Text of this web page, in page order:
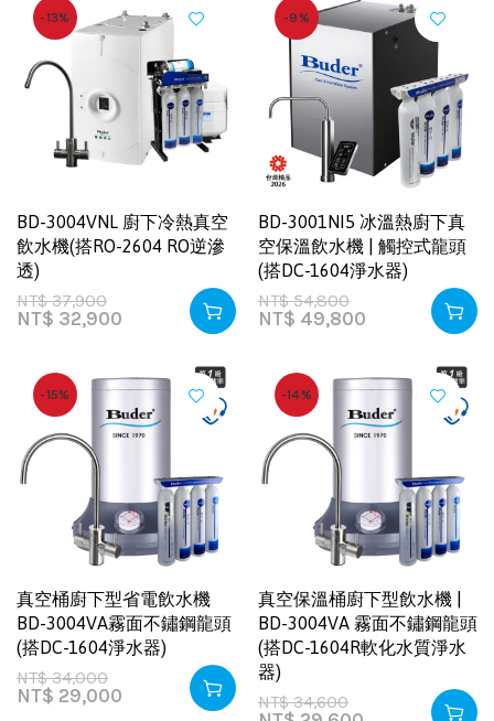
-13%
BD-3004VNL 廚下冷熱真空
飲水機(搭RO-2604 RO逆滲
透)
NT$37,900
NT$ 32,900
-9%
BD-3001NI5 冰溫熱廚下真
空保溫飲水機 | 觸控式龍頭
(搭DC-1604淨水器)
NT$54,800
NT$ 49,800
-15%
真空桶廚下型省電飲水機
BD-3004VA霧面不鏽鋼龍頭
(搭DC-1604淨水器)
NT$34,000
NT$ 29,000
-14%
真空保溫桶廚下型飲水機 |
BD-3004VA 霧面不鏽鋼龍頭
(搭DC-1604R軟化水質淨水
器)
NT$34,600